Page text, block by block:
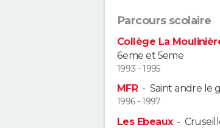
Parcours scolaire
Collège La
6eme et 5eme
1993 - 1995
MFR- Saint andre le
1996 - 1997
Les Ebeaux-